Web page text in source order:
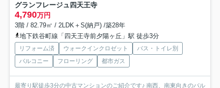
グランフレージュ四天王寺
4,790万円
3階 / 82.79㎡ / 2LDK＋S(納戸) /築28年
地下鉄谷町線「四天王寺前夕陽ヶ丘」駅 徒歩3分
リフォーム済 ウォークインクロゼット
バス・トイレ別
バルコニー
フローリング 都市ガス
最寄り駅徒歩3分の中古マンションのご紹介です♪ 南西、南東向きのバル